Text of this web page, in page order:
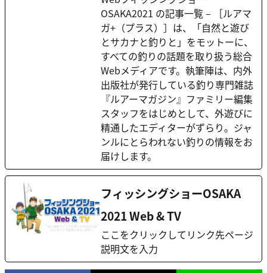
OSAKA2021 の記事一覧 – ［ルアマ
ガ+（プラス）］は、「自然と遊び
とサカナと釣りと」をモットーに、
すべての釣りの話題を取り扱う総合
Webメディアです。執筆陣は、内外
出版社が発行している釣り専門雑誌
『ルアーマガジン』ファミリー編集
スタッフをはじめとして、外遊びに
精通したエディターがずらり。ジャ
ンルにとらわれない釣りの情報をお
届けします。
フィッシングショーOSAKA
2021 Web & TV
ここをクリックしてリンク先ページ
説明文を入力